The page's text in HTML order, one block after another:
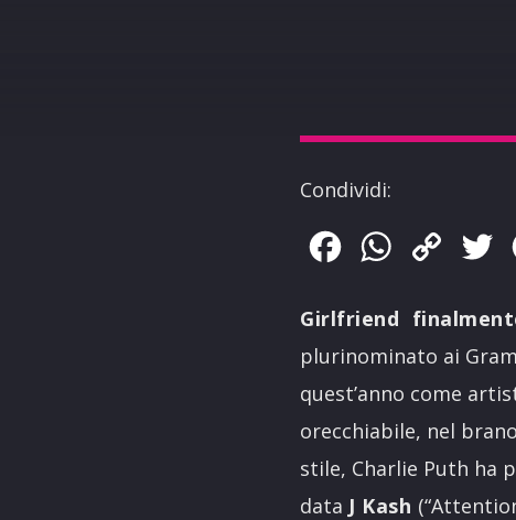
Condividi:
FacebookWhatsApp
Copy
Girlfriend
plurinominato ai
quest’anno come
orecchiabile, nel
stile, Charlie Puth ha
data J Kash